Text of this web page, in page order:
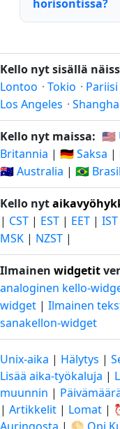
horisontissa?
Kello nyt sisällä
Lontoo · Tokio · Pariisi
Los Angeles ·
Kello nyt maissa: 🇺🇸
Britannia | 🇩🇪 Saksa |
🇦🇺 Australia | 🇧🇷
Kello nyt
| CST | EST | EET | IST
MSK | NZST |
Ilmainen widgetit
analoginen kello-
widget | Ilmainen
sanakellon-widget
Unix-aika | Hälytys |
Lisää aika-työkaluja |
muunnin |
| Artikkelit | Lomat |